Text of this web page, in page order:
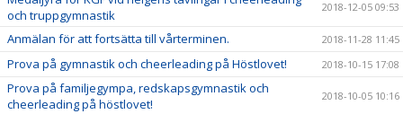
och truppgymnastik
2018-12-05 09:53
Anmälan för att fortsätta till vårterminen. 2018-11-28 11:45
Prova på gymnastik och cheerleading på Höstlovet! 2018-10-15 17:08
Prova på familjegympa, redskapsgymnastik och
cheerleading på höstlovet!
2018-10-05 10:16